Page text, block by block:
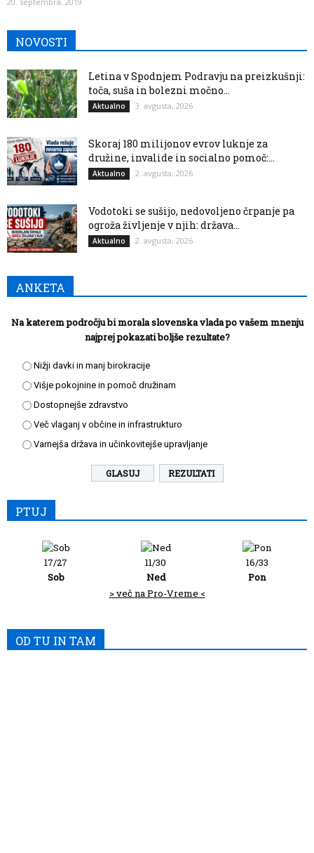
NOVOSTI
Letina v Spodnjem Podravju na preizkušnji:
toča, suša in bolezni močno...
Aktualno 3. avgusta, 2026
Skoraj 180 milijonov evrov luknje za
družine, invalide in socialno pomoč:...
Aktualno 2. avgusta, 2026
Vodotoki se sušijo, nedovoljeno črpanje pa
ogroža življenje v njih: država...
Aktualno 2. avgusta, 2026
ANKETA
Na katerem področju bi morala slovenska vlada po vašem mnenju
najprej pokazati boljše rezultate?
Nižji davki in manj birokracije
Višje pokojnine in pomoč družinam
Dostopnejše zdravstvo
Več vlaganj v občine in infrastrukturo
Varnejša država in učinkovitejše upravljanje
REZULTATI
PTUJ
17/27
Sob
11/30
Ned
16/33
Pon
> več na Pro-Vreme <
OD TU IN TAM